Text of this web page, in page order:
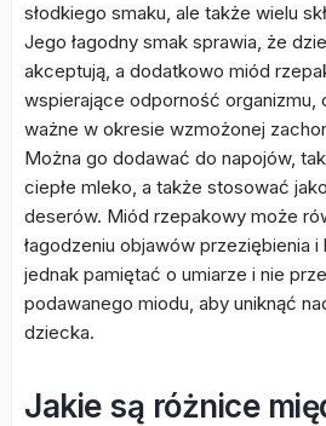
słodkiego smaku, ale także wielu
Jego łagodny smak sprawia, że
akceptują, a dodatkowo miód
wspierające odporność organizmu,
ważne w okresie wzmożonej
Można go dodawać do napojów,
ciepłe mleko, a także stosować
deserów. Miód rzepakowy może
łagodzeniu objawów przeziębienia
jednak pamiętać o umiarze i nie
podawanego miodu, aby uniknąć
dziecka.
Jakie są różnice